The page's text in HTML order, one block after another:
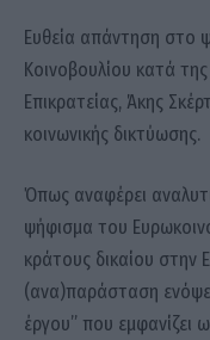
Ευθεία απάντηση στο
Κοινοβουλίου κατά
Επικρατείας, Άκης
κοινωνικής δικτύωσης.
Όπως αναφέρει
ψήφισμα του
κράτους δικαίου στην
(ανα)παράσταση
έργου” που εμφανίζει